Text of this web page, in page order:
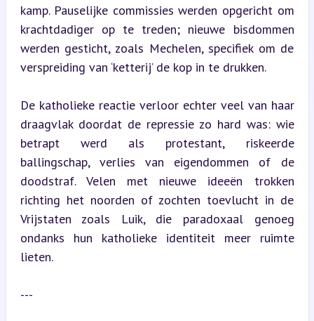
kamp. Pauselijke commissies werden opgericht om
krachtdadiger op te treden; nieuwe bisdommen
werden gesticht, zoals Mechelen, specifiek om de
verspreiding van ‘ketterij’ de kop in te drukken.
De katholieke reactie verloor echter veel van haar
draagvlak doordat de repressie zo hard was: wie
betrapt werd als protestant, riskeerde
ballingschap, verlies van eigendommen of de
doodstraf. Velen met nieuwe ideeën trokken
richting het noorden of zochten toevlucht in de
Vrijstaten zoals Luik, die paradoxaal genoeg
ondanks hun katholieke identiteit meer ruimte
lieten.
---